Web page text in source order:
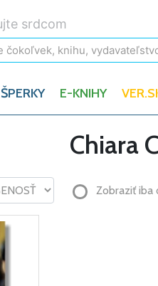
srdcom
ŠPERKY E-KNIHY
Chiara
Zobraziť